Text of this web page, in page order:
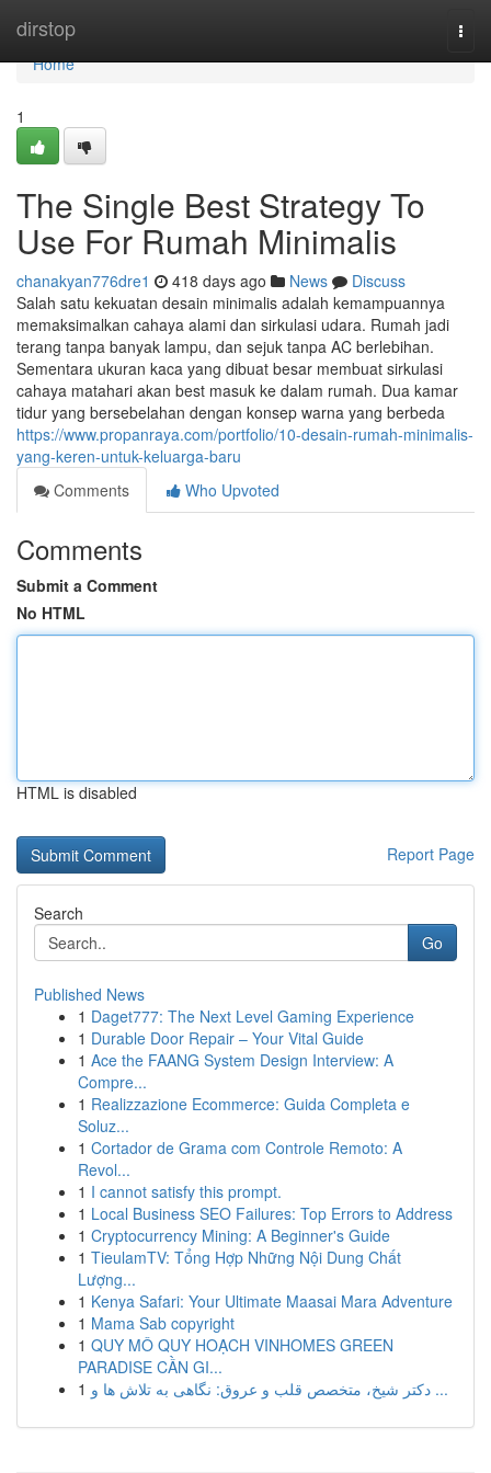
dirstop
Home
Home
1
The Single Best Strategy To
Use For Rumah Minimalis
chanakyan776dre1 418 days ago News
Discuss
Salah satu kekuatan desain minimalis adalah kemampuannya
memaksimalkan cahaya alami dan sirkulasi udara. Rumah jadi
terang tanpa banyak lampu, dan sejuk tanpa AC berlebihan.
Sementara ukuran kaca yang dibuat besar membuat sirkulasi
cahaya matahari akan best masuk ke dalam rumah. Dua kamar
tidur yang bersebelahan dengan konsep warna yang berbeda
https://www.propanraya.com/portfolio/10-desain-rumah-minimalis-
yang-keren-untuk-keluarga-baru
Comments
Who Upvoted
Comments
Submit a Comment
No HTML
HTML is disabled
Report Page
Search
Go
Published News
1 Daget777: The Next Level Gaming Experience
1 Durable Door Repair – Your Vital Guide
1 Ace the FAANG System Design Interview: A
Compre...
1 Realizzazione Ecommerce: Guida Completa e
Soluz...
1 Cortador de Grama com Controle Remoto: A
Revol...
1 I cannot satisfy this prompt.
1 Local Business SEO Failures: Top Errors to Address
1 Cryptocurrency Mining: A Beginner's Guide
1 TieulamTV: Tổng Hợp Những Nội Dung Chất
Lượng...
1 Kenya Safari: Your Ultimate Maasai Mara Adventure
1 Mama Sab copyright
1 QUY MÔ QUY HOẠCH VINHOMES GREEN
PARADISE CẦN GI...
1
دکتر شیخ، متخصص قلب و عروق: نگاهی به تلاش ها و ...